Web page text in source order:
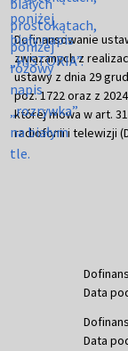
Dofinansowanie
związanych z
ustawy z dnia 29
poz. 1722 oraz z
której mowa w art.
radiofonii i telewizji
Data
Data